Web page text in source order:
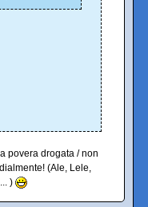
povera drogata / non
(Ale, Lele,
)